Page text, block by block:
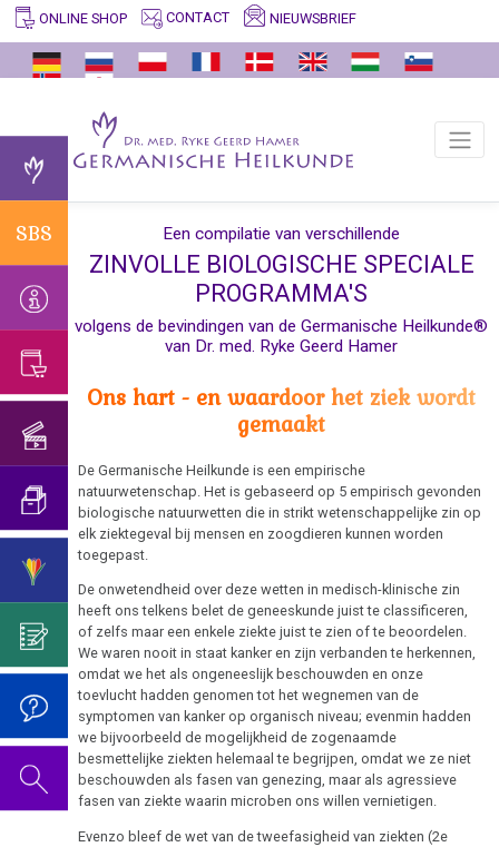
ONLINE SHOP CONTACT NIEUWSBRIEF
SBS
INFO
vertalingen
Overdenking:
vaccinatie
GERMANISCHE
Waarom
Germanische
Heilkunde?
Het
onderscheid
psychologie
Het
onderscheid
met
psychosomatiek
Het
onderscheid
met
psycho-
oncologie
Germanische
Heilkunde
Gedragscode
Biologische
Harmonie
SBS
biologische
speciale
programma's
de
natuur
AIDS
Allergieën
Astma
Oogaandoeningen
Blaaskanker
Borstkanker
Boulimia
Darmkanker
Rectum-
Ca
Eierstok
Huidveranderingen
Neurodermatitis
ARCHIEF
Verklaring
betreffende
de
verificatie
in
Trnava
Bevestiging
van
de
Universiteit
Trnava
2024
2022
2020
2005
VIDEO'S
Habilitatierede
Universiteit
Trnava
Interview
Hamer
1998
Patiënte
van
Dr.
ORF
1994
Sanatorium
Rosenhof
ONDERWIJSPROGRAMMA
Belangrijke
informatie
Bestaan
zogenaamde
ERFAHRUNGSBERICHTE
ONDERSTEUNING
zoek
hulp...
Congressen:
Alternatieve
manieren...
ENTDECKER
med.
Ryke
Geerd
Hamer
van
Dr.
Hamer
Verjaardagsconcert
2018
Verjaardagsconcert
2019
video
voor
de
verjaardag
2022
Een compilatie van verschillende
ZINVOLLE BIOLOGISCHE SPECIALE
PROGRAMMA'S
volgens de bevindingen van de Germanische Heilkunde®
van Dr. med. Ryke Geerd Hamer
Ons hart - en waardoor het ziek wordt
gemaakt
De Germanische Heilkunde is een empirische
natuurwetenschap. Het is gebaseerd op 5 empirisch gevonden
biologische natuurwetten die in strikt wetenschappelijke zin op
elk ziektegeval bij mensen en zoogdieren kunnen worden
toegepast.
De onwetendheid over deze wetten in medisch-klinische zin
heeft ons telkens belet de geneeskunde juist te classificeren,
of zelfs maar een enkele ziekte juist te zien of te beoordelen.
We waren nooit in staat kanker en zijn verbanden te herkennen,
omdat we het als ongeneeslijk beschouwden en onze
toevlucht hadden genomen tot het wegnemen van de
symptomen van kanker op organisch niveau; evenmin hadden
we bijvoorbeeld de mogelijkheid de zogenaamde
besmettelijke ziekten helemaal te begrijpen, omdat we ze niet
beschouwden als fasen van genezing, maar als agressieve
fasen van ziekte waarin microben ons willen vernietigen.
Evenzo bleef de wet van de tweefasigheid van ziekten (2e